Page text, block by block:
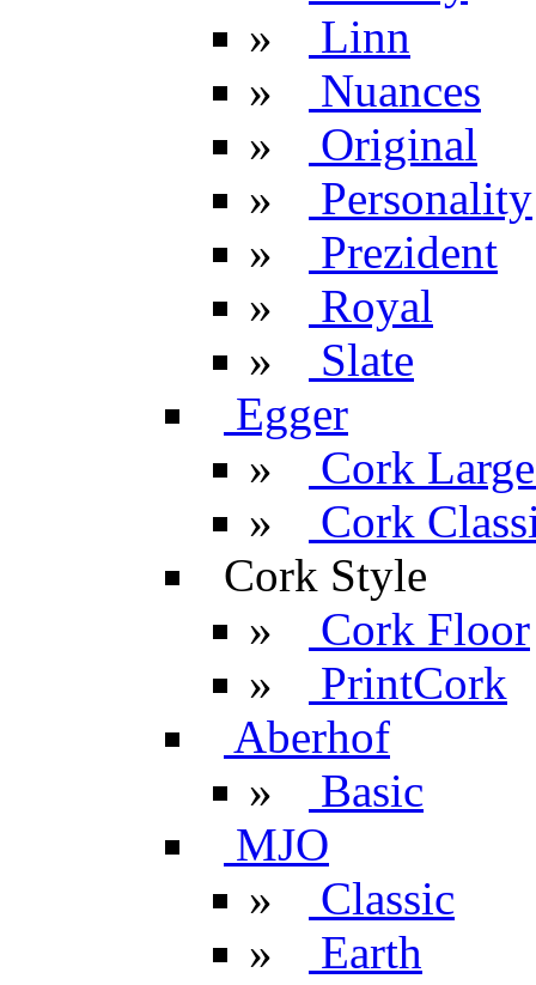
»
Linn
»
Nuances
»
Original
»
Personality
»
Prezident
»
Royal
»
Slate
Egger
»
Cork
»
Cork
Cork Style
»
Cork Floor
»
PrintCork
Aberhof
»
Basic
MJO
»
Classic
»
Earth